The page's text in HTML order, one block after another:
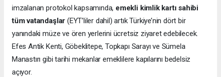
imzalanan protokol kapsamında, emekli kimlik kartı sahibi
tüm vatandaşlar (EYT’liler dahil) artık Türkiye’nin dört bir
yanındaki müze ve ören yerlerini ücretsiz ziyaret edebilecek.
Efes Antik Kenti, Göbeklitepe, Topkapı Sarayı ve Sümela
Manastırı gibi tarihi mekanlar emeklilere kapılarını bedelsiz
açıyor.